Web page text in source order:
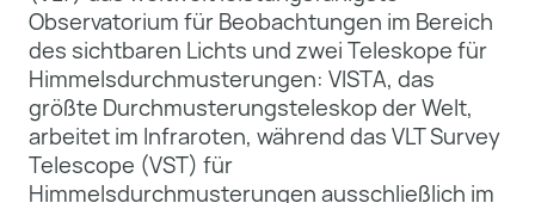
Observatorium für Beobachtungen im Bereich
des sichtbaren Lichts und zwei Teleskope für
Himmelsdurchmusterungen: VISTA, das
größte Durchmusterungsteleskop der Welt,
arbeitet im Infraroten, während das VLT Survey
Telescope (VST) für
Himmelsdurchmusterungen ausschließlich im